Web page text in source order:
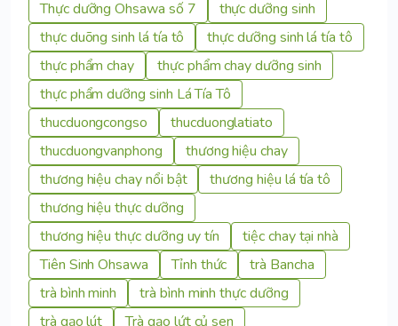
Thực dưỡng Ohsawa số 7
thực dưỡng sinh
thực duõng sinh lá tía tô
thực dưỡng sinh lá tía tô
thực phẩm chay
thực phẩm chay dưỡng sinh
thực phẩm dưỡng sinh Lá Tía Tô
thucduongcongso
thucduonglatiato
thucduongvanphong
thương hiệu chay
thương hiệu chay nổi bật
thương hiệu lá tía tô
thương hiệu thực dưỡng
thương hiệu thực dưỡng uy tín
tiệc chay tại nhà
Tiên Sinh Ohsawa
Tỉnh thức
trà Bancha
trà bình minh
trà bình minh thực dưỡng
trà gạo lút
Trà gạo lứt củ sen